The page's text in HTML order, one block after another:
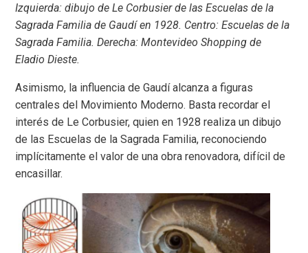
Izquierda: dibujo de Le Corbusier de las Escuelas de la
Sagrada Familia de Gaudí en 1928. Centro: Escuelas de la
Sagrada Familia. Derecha: Montevideo Shopping de
Eladio Dieste.
Asimismo, la influencia de Gaudí alcanza a figuras
centrales del Movimiento Moderno. Basta recordar el
interés de Le Corbusier, quien en 1928 realiza un dibujo
de las Escuelas de la Sagrada Familia, reconociendo
implícitamente el valor de una obra renovadora, difícil de
encasillar.